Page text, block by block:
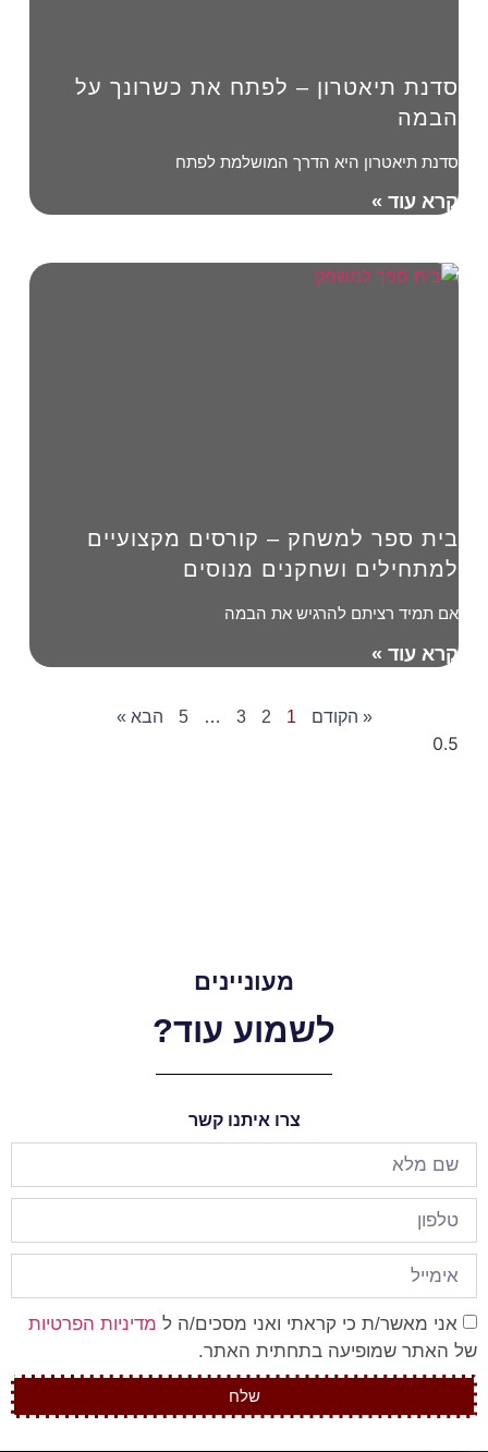
סדנת תיאטרון – לפתח את כשרונך על
הבמה
סדנת תיאטרון היא הדרך המושלמת לפתח
קרא עוד »
בית ספר למשחק – קורסים מקצועיים
למתחילים ושחקנים מנוסים
אם תמיד רציתם להרגיש את הבמה
קרא עוד »
« הקודם 1
2
3
…
5 הבא »
מעוניינים
לשמוע עוד?
צרו איתנו קשר
אני מאשר/ת כי קראתי ואני מסכים/ה ל מדיניות הפרטיות
של האתר שמופיעה בתחתית האתר.
שלח